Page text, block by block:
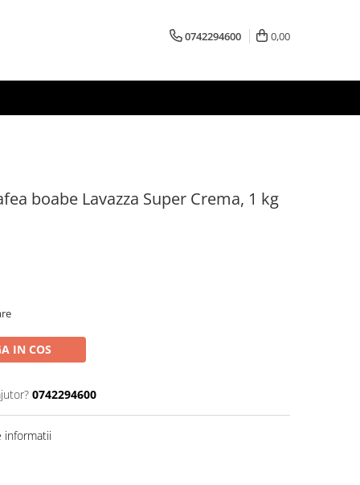
0742294600 0,00
boabe Lavazza Super Crema, 1 kg
IN COS
0742294600
informatii